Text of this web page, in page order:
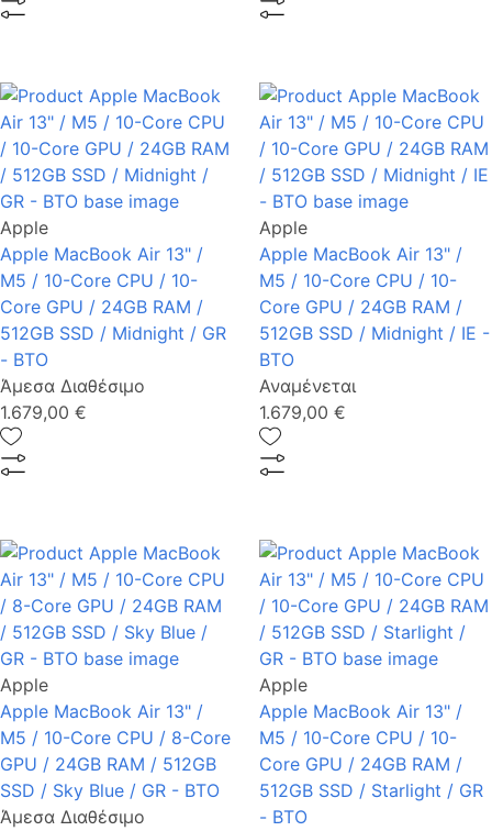
Apple
Apple MacBook Air 13" /
M5 / 10-Core CPU / 10-
Core GPU / 24GB RAM /
512GB SSD / Midnight / GR
- BTO
Άμεσα Διαθέσιμο
1.679,00 €
Apple
Apple MacBook Air 13" /
M5 / 10-Core CPU / 10-
Core GPU / 24GB RAM /
512GB SSD / Midnight / IE -
BTO
Αναμένεται
1.679,00 €
Apple
Apple MacBook Air 13" /
M5 / 10-Core CPU / 8-Core
GPU / 24GB RAM / 512GB
SSD / Sky Blue / GR - BTO
Άμεσα Διαθέσιμο
Apple
Apple MacBook Air 13" /
M5 / 10-Core CPU / 10-
Core GPU / 24GB RAM /
512GB SSD / Starlight / GR
- BTO